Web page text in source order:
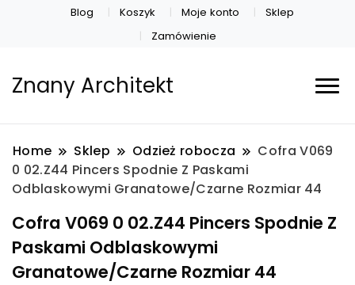
Blog Koszyk Moje konto
Sklep
Zamówienie
Znany Architekt
Home Sklep Odzież robocza
Cofra V069
0 02.Z44 Pincers Spodnie Z Paskami
Odblaskowymi Granatowe/Czarne Rozmiar 44
Cofra V069 0 02.Z44 Pincers Spodnie Z
Paskami Odblaskowymi
Granatowe/Czarne Rozmiar 44